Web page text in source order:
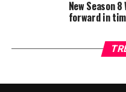
New Season
forward in